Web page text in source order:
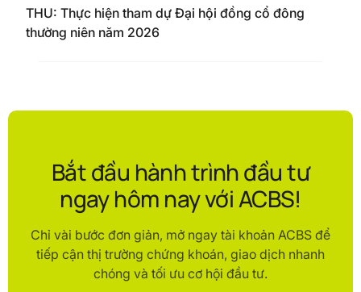
THU: Thực hiện tham dự Đại hội đồng cổ đông
thường niên năm 2026
Bắt đầu hành trình đầu tư
ngay hôm nay với ACBS!
Chỉ vài bước đơn giản, mở ngay tài khoản ACBS để
tiếp cận thị trường chứng khoán, giao dịch nhanh
chóng và tối ưu cơ hội đầu tư.